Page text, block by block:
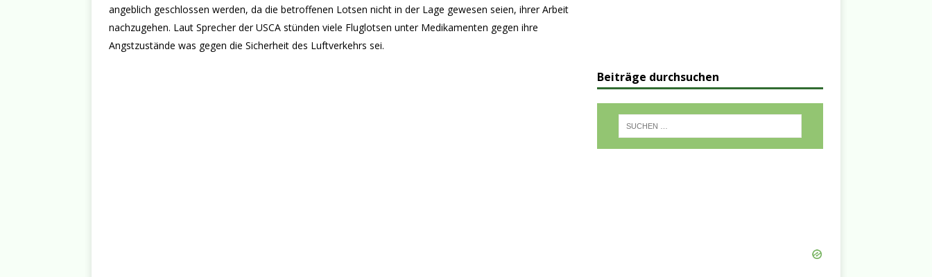
angeblich geschlossen werden, da die betroffenen Lotsen nicht in der Lage gewesen seien, ihrer Arbeit
nachzugehen. Laut Sprecher der USCA stünden viele Fluglotsen unter Medikamenten gegen ihre
Angstzustände was gegen die Sicherheit des Luftverkehrs sei.
Beiträge durchsuchen